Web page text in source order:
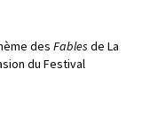
des Fables de La
du Festival